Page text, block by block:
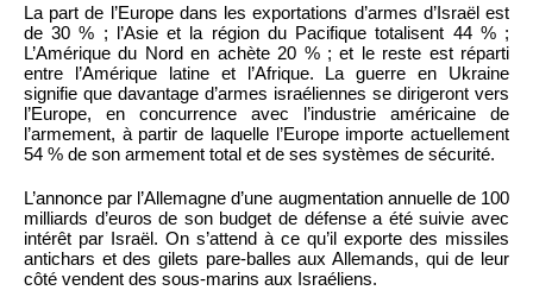
La part de l’Europe dans les exportations d’armes d’Israël est
de 30 % ; l’Asie et la région du Pacifique totalisent 44 % ;
L’Amérique du Nord en achète 20 % ; et le reste est réparti
entre l’Amérique latine et l’Afrique. La guerre en Ukraine
signifie que davantage d’armes israéliennes se dirigeront vers
l’Europe, en concurrence avec l’industrie américaine de
l’armement, à partir de laquelle l’Europe importe actuellement
54 % de son armement total et de ses systèmes de sécurité.
L’annonce par l’Allemagne d’une augmentation annuelle de 100
milliards d’euros de son budget de défense a été suivie avec
intérêt par Israël. On s’attend à ce qu’il exporte des missiles
antichars et des gilets pare-balles aux Allemands, qui de leur
côté vendent des sous-marins aux Israéliens.